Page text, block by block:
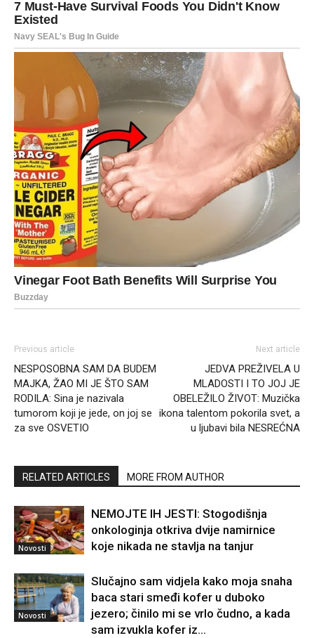
Previous article
NESPOSOBNA SAM DA BUDEM
MAJKA, ŽAO MI JE ŠTO SAM
RODILA: Sina je nazivala
tumorom koji je jede, on joj se
za sve OSVETIO
Next article
JEDVA PREŽIVELA U
MLADOSTI I TO JOJ JE
OBELEŽILO ŽIVOT: Muzička
ikona talentom pokorila svet, a
u ljubavi bila NESREĆNA
RELATED ARTICLES MORE FROM AUTHOR
Novosti
NEMOJTE IH JESTI: Stogodišnja
onkologinja otkriva dvije namirnice
koje nikada ne stavlja na tanjur
Novosti
Slučajno sam vidjela kako moja snaha
baca stari smeđi kofer u duboko
jezero; činilo mi se vrlo čudno, a kada
sam izvukla kofer iz...